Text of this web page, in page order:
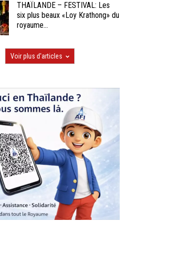
THAÏLANDE – FESTIVAL: Les
six plus beaux «Loy Krathong» du
royaume...
Voir plus d'articles